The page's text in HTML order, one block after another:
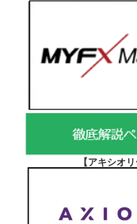
【アキシオ